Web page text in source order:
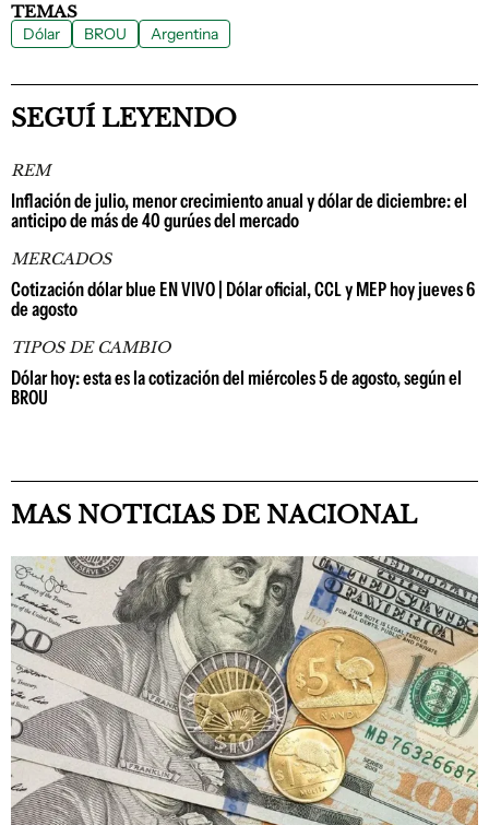
TEMAS
Dólar BROU Argentina
SEGUÍ LEYENDO
REM
Inflación de julio, menor crecimiento anual y dólar de diciembre: el
anticipo de más de 40 gurúes del mercado
MERCADOS
Cotización dólar blue EN VIVO | Dólar oficial, CCL y MEP hoy jueves 6
de agosto
TIPOS DE CAMBIO
Dólar hoy: esta es la cotización del miércoles 5 de agosto, según el
BROU
MAS NOTICIAS DE NACIONAL